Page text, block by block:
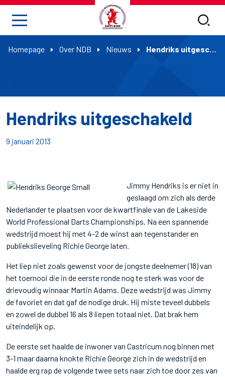
Homepage Over NDB Nieuws Hendriks uitgeschakeld
Hendriks uitgeschakeld
9 januari 2013
Jimmy Hendriks is er niet in
geslaagd om zich als derde
Nederlander te plaatsen voor de kwartfinale van de Lakeside
World Professional Darts Championships. Na een spannende
wedstrijd moest hij met 4-2 de winst aan tegenstander en
publiekslieveling Richie George laten.
Het liep niet zoals gewenst voor de jongste deelnemer (18) van
het toernooi die in de eerste ronde nog te sterk was voor de
drievoudig winnaar Martin Adams. Deze wedstrijd was Jimmy
de favoriet en dat gaf de nodige druk. Hij miste teveel dubbels
en zowel de dubbel 16 als 8 liepen totaal niet. Dat brak hem
uiteindelijk op.
De eerste set haalde de inwoner van Castricum nog binnen met
3-1 maar daarna knokte Richie George zich in de wedstrijd en
haalde erg rap de volgende twee sets naar zich toe door zes van